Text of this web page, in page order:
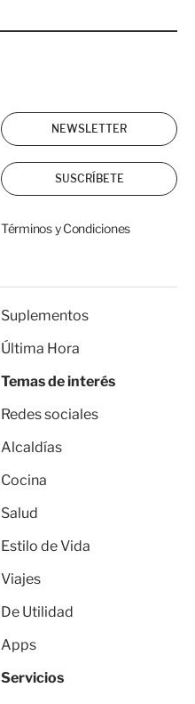
NEWSLETTER
SUSCRÍBETE
Términos y Condiciones
Suplementos
Última Hora
Temas de interés
Redes sociales
Alcaldías
Cocina
Salud
Estilo de Vida
Viajes
De Utilidad
Apps
Servicios